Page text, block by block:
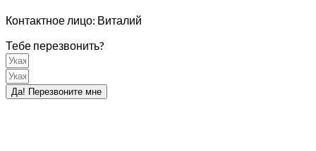
Контактное лицо: Виталий
Тебе перезвонить?
Да! Перезвоните мне